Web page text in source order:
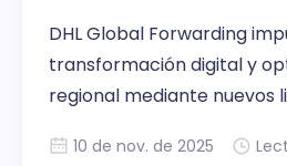
DHL Global Forwarding
transformación digital y
regional mediante nuevos
10 de nov. de 2025